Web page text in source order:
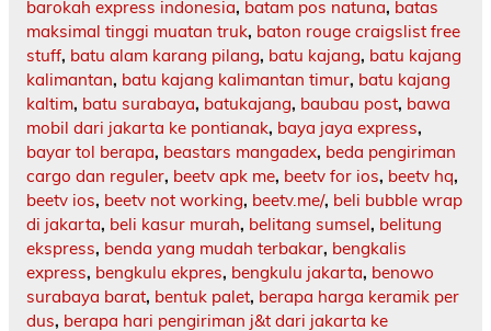
barokah express indonesia, batam pos natuna, batas
maksimal tinggi muatan truk, baton rouge craigslist free
stuff, batu alam karang pilang, batu kajang, batu kajang
kalimantan, batu kajang kalimantan timur, batu kajang
kaltim, batu surabaya, batukajang, baubau post, bawa
mobil dari jakarta ke pontianak, baya jaya express,
bayar tol berapa, beastars mangadex, beda pengiriman
cargo dan reguler, beetv apk me, beetv for ios, beetv hq,
beetv ios, beetv not working, beetv.me/, beli bubble wrap
di jakarta, beli kasur murah, belitang sumsel, belitung
ekspress, benda yang mudah terbakar, bengkalis
express, bengkulu ekpres, bengkulu jakarta, benowo
surabaya barat, bentuk palet, berapa harga keramik per
dus, berapa hari pengiriman j&t dari jakarta ke